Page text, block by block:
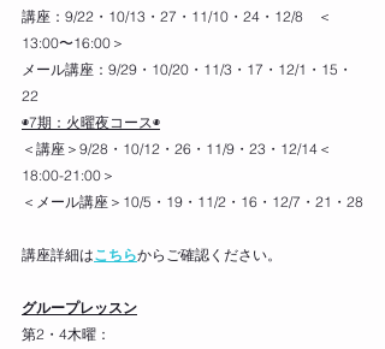
講座：9/22・10/13・27・11/10・24・12/8　＜
13:00〜16:00＞
メール講座：9/29・10/20・11/3・17・12/1・15・
22
◉7期：火曜夜コース◉
＜講座＞9/28・10/12・26・11/9・23・12/14＜
18:00-21:00＞
＜メール講座＞10/5・19・11/2・16・12/7・21・28
講座詳細はこちらからご確認ください。
グループレッスン
第2・4木曜：